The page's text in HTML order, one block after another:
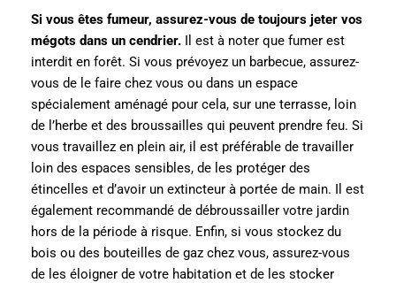
Si vous êtes fumeur, assurez-vous de toujours jeter vos
mégots dans un cendrier. Il est à noter que fumer est
interdit en forêt. Si vous prévoyez un barbecue, assurez-
vous de le faire chez vous ou dans un espace
spécialement aménagé pour cela, sur une terrasse, loin
de l’herbe et des broussailles qui peuvent prendre feu. Si
vous travaillez en plein air, il est préférable de travailler
loin des espaces sensibles, de les protéger des
étincelles et d’avoir un extincteur à portée de main. Il est
également recommandé de débroussailler votre jardin
hors de la période à risque. Enfin, si vous stockez du
bois ou des bouteilles de gaz chez vous, assurez-vous
de les éloigner de votre habitation et de les stocker